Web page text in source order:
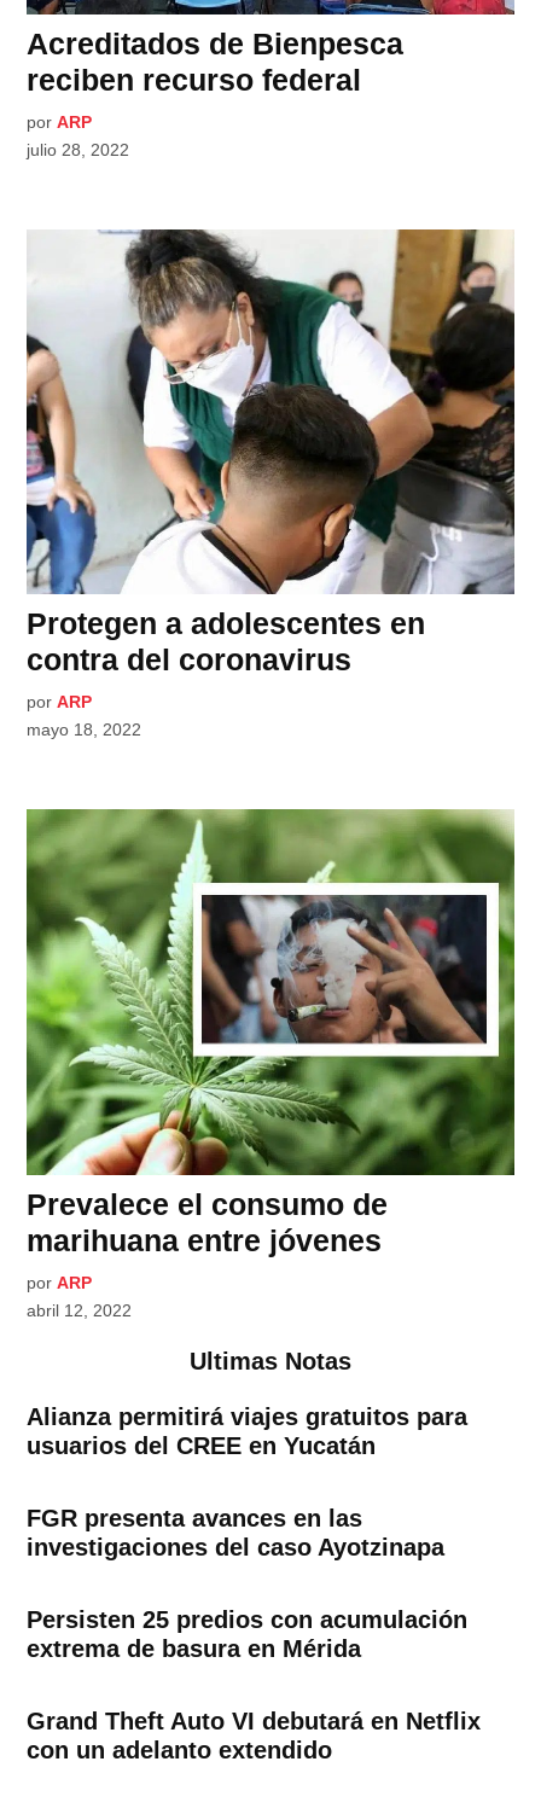
Acreditados de Bienpesca
reciben recurso federal
por ARP
julio 28, 2022
Protegen a adolescentes en
contra del coronavirus
por ARP
mayo 18, 2022
Prevalece el consumo de
marihuana entre jóvenes
por ARP
abril 12, 2022
Ultimas Notas
Alianza permitirá viajes gratuitos para
usuarios del CREE en Yucatán
FGR presenta avances en las
investigaciones del caso Ayotzinapa
Persisten 25 predios con acumulación
extrema de basura en Mérida
Grand Theft Auto VI debutará en Netflix
con un adelanto extendido